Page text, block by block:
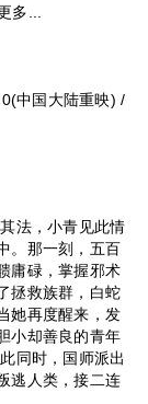
多...
中国大陆重映) /
法，小青见此情
。那一刻，五百
庸碌，掌握邪术
拯救族群，白蛇
她再度醒来，发
小却善良的青年
同时，国师派出
逃人类，接二连